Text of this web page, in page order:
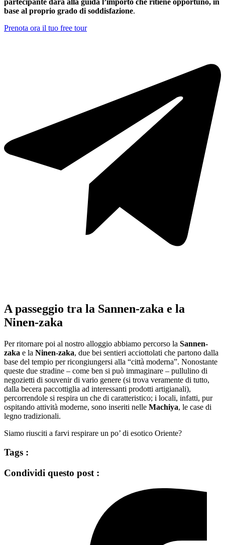
partecipante darà alla guida l’importo che ritiene opportuno, in
base al proprio grado di soddisfazione.
Prenota ora il tuo free tour
A passeggio tra la Sannen-zaka e la
Ninen-zaka
Per ritornare poi al nostro alloggio abbiamo percorso la Sannen-
zaka e la Ninen-zaka, due bei sentieri acciottolati che partono dalla
base del tempio per ricongiungersi alla “città moderna”. Nonostante
queste due stradine – come ben si può immaginare – pullulino di
negozietti di souvenir di vario genere (si trova veramente di tutto,
dalla becera paccottiglia ad interessanti prodotti artigianali),
percorrendole si respira un che di caratteristico; i locali, infatti, pur
ospitando attività moderne, sono inseriti nelle Machiya, le case di
legno tradizionali.
Siamo riusciti a farvi respirare un po’ di esotico Oriente?
Tags :
Condividi questo post :